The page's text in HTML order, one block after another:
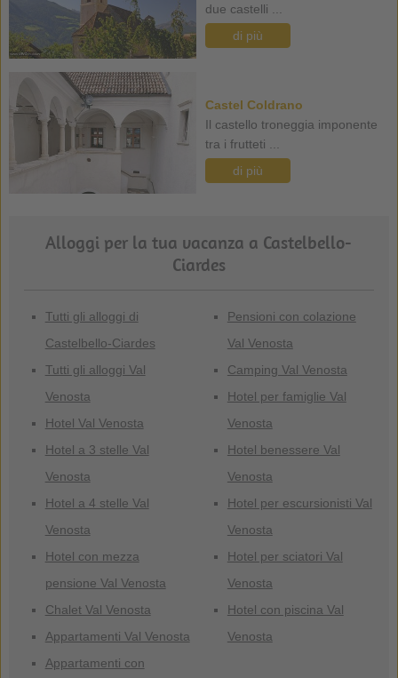
due castelli ...
di più
Castel Coldrano
Il castello troneggia imponente
tra i frutteti ...
di più
Alloggi per la tua vacanza a Castelbello-
Ciardes
Tutti gli alloggi di
Castelbello-Ciardes
Tutti gli alloggi Val
Venosta
Hotel Val Venosta
Hotel a 3 stelle Val
Venosta
Hotel a 4 stelle Val
Venosta
Hotel con mezza
pensione Val Venosta
Chalet Val Venosta
Appartamenti Val Venosta
Appartamenti con
Pensioni con colazione
Val Venosta
Camping Val Venosta
Hotel per famiglie Val
Venosta
Hotel benessere Val
Venosta
Hotel per escursionisti Val
Venosta
Hotel per sciatori Val
Venosta
Hotel con piscina Val
Venosta